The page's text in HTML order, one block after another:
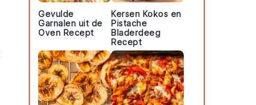
Gevulde
Garnalen uit de
Oven Recept
Kersen Kokos en
Pistache
Bladerdeeg
Recept